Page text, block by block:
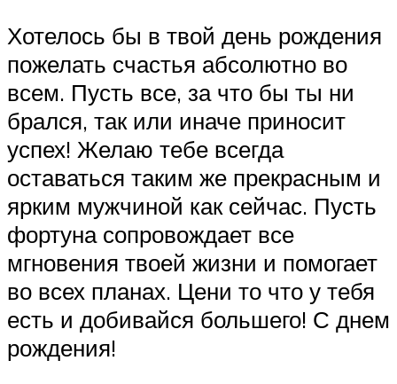
Хотелось бы в твой день рождения
пожелать счастья абсолютно во
всем. Пусть все, за что бы ты ни
брался, так или иначе приносит
успех! Желаю тебе всегда
оставаться таким же прекрасным и
ярким мужчиной как сейчас. Пусть
фортуна сопровождает все
мгновения твоей жизни и помогает
во всех планах. Цени то что у тебя
есть и добивайся большего! С днем
рождения!